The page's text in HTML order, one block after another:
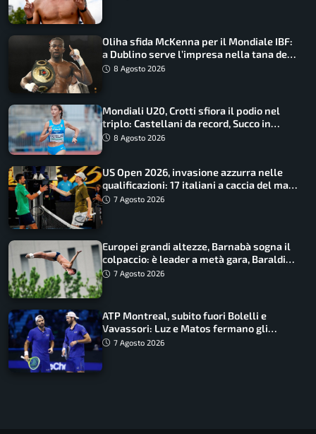
Oliha sfida McKenna per il Mondiale IBF:
a Dublino serve l’impresa nella tana del
lupo8 Agosto 2026
Mondiali U20, Crotti sfiora il podio nel
triplo: Castellani da record, Succo in
finale
8 Agosto 2026
US Open 2026, invasione azzurra nelle
qualificazioni: 17 italiani a caccia del main
draw7 Agosto 2026
Europei grandi altezze, Barnabà sogna il
colpaccio: è leader a metà gara, Baraldi
ancora in corsa
7 Agosto 2026
ATP Montreal, subito fuori Bolelli e
Vavassori: Luz e Matos fermano gli
azzurri
7 Agosto 2026